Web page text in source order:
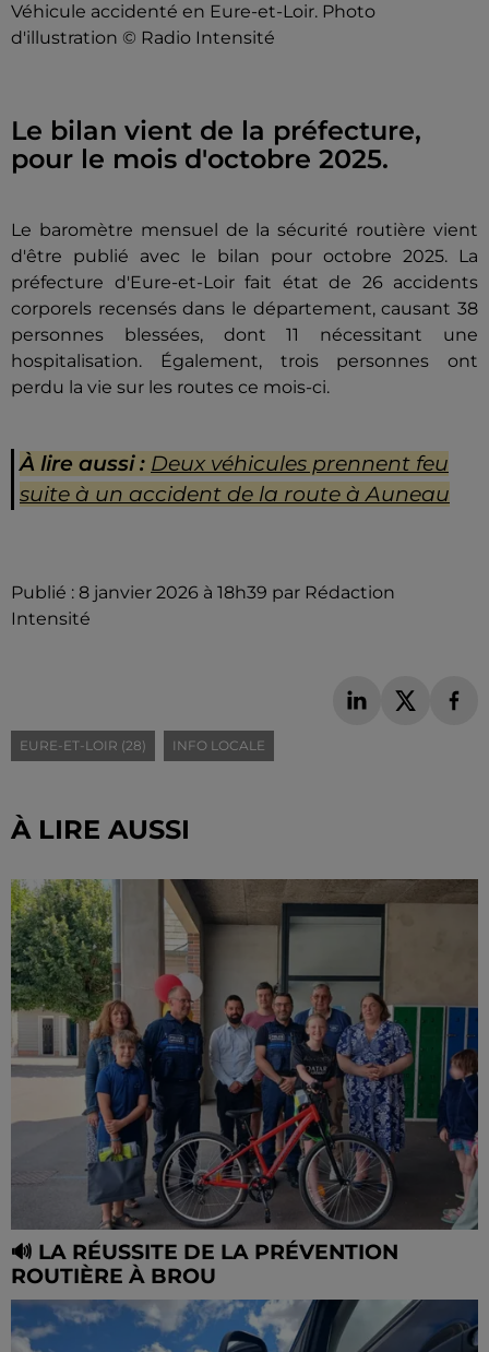
Véhicule accidenté en Eure-et-Loir. Photo
d'illustration © Radio Intensité
Le bilan vient de la préfecture,
pour le mois d'octobre 2025.
Le baromètre mensuel de la sécurité routière vient
d'être publié avec le bilan pour octobre 2025. La
préfecture d'Eure-et-Loir fait état de 26 accidents
corporels recensés dans le département, causant 38
personnes blessées, dont 11 nécessitant une
hospitalisation. Également, trois personnes ont
perdu la vie sur les routes ce mois-ci.
À lire aussi : Deux véhicules prennent feu
suite à un accident de la route à Auneau
Publié : 8 janvier 2026 à 18h39 par Rédaction
Intensité
EURE-ET-LOIR (28) INFO LOCALE
À LIRE AUSSI
🔊 LA RÉUSSITE DE LA PRÉVENTION
ROUTIÈRE À BROU